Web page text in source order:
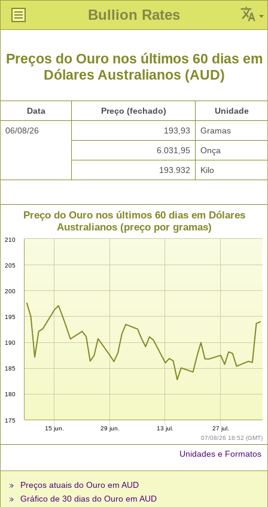
Bullion Rates
Preços do Ouro nos últimos 60 dias em
Dólares Australianos (AUD)
Data Preço (fechado) Unidade
06/08/26 193,93 Gramas
6.031,95 Onça
193.932 Kilo
07/08/26 18:52 (GMT)
Preço do Ouro nos últimos 60 dias em Dólares
Australianos (preço por gramas)
175
180
185
190
195
200
205
210
15 jun. 29 jun. 13 jul. 27 jul.
Unidades e Formatos
Preços atuais do Ouro em AUD
Gráfico de 30 dias do Ouro em AUD